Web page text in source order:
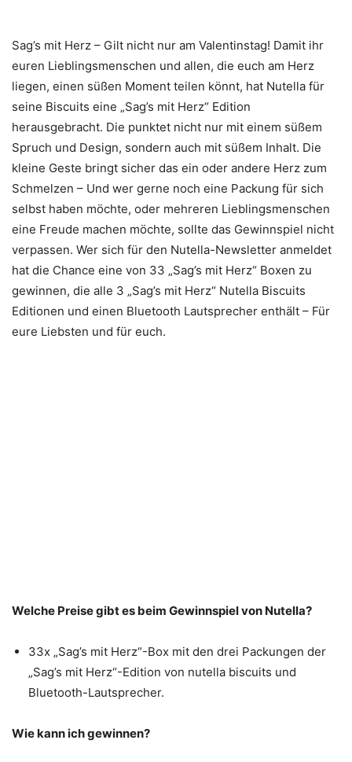
Sag’s mit Herz – Gilt nicht nur am Valentinstag! Damit ihr
euren Lieblingsmenschen und allen, die euch am Herz
liegen, einen süßen Moment teilen könnt, hat Nutella für
seine Biscuits eine „Sag’s mit Herz“ Edition
herausgebracht. Die punktet nicht nur mit einem süßem
Spruch und Design, sondern auch mit süßem Inhalt. Die
kleine Geste bringt sicher das ein oder andere Herz zum
Schmelzen – Und wer gerne noch eine Packung für sich
selbst haben möchte, oder mehreren Lieblingsmenschen
eine Freude machen möchte, sollte das Gewinnspiel nicht
verpassen. Wer sich für den Nutella-Newsletter anmeldet
hat die Chance eine von 33 „Sag’s mit Herz“ Boxen zu
gewinnen, die alle 3 „Sag’s mit Herz“ Nutella Biscuits
Editionen und einen Bluetooth Lautsprecher enthält – Für
eure Liebsten und für euch.
Welche Preise gibt es beim Gewinnspiel von Nutella?
33x „Sag’s mit Herz“-Box mit den drei Packungen der
„Sag’s mit Herz“-Edition von nutella biscuits und
Bluetooth-Lautsprecher.
Wie kann ich gewinnen?